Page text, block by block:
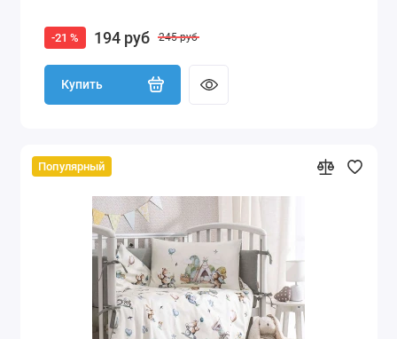
-21 % 194 руб 245 руб
Купить
Популярный